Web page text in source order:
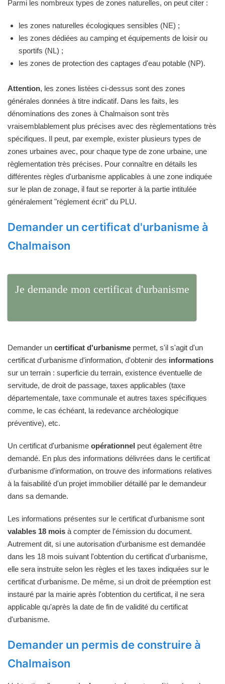
Parmi les nombreux types de zones naturelles, on peut citer :
les zones naturelles écologiques sensibles (NE) ;
les zones dédiées au camping et équipements de loisir ou
sportifs (NL) ;
les zones de protection des captages d'eau potable (NP).
Attention, les zones listées ci-dessus sont des zones
générales données à titre indicatif. Dans les faits, les
dénominations des zones à Chalmaison sont très
vraisemblablement plus précises avec des règlementations très
spécifiques. Il peut, par exemple, exister plusieurs types de
zones urbaines avec, pour chaque type de zone urbaine, une
règlementation très précises. Pour connaître en détails les
différentes règles d'urbanisme applicables à une zone indiquée
sur le plan de zonage, il faut se reporter à la partie intitulée
généralement "règlement écrit" du PLU.
Demander un certificat d'urbanisme à
Chalmaison
Je demande mon certificat d'urbanisme
Demander un certificat d'urbanisme permet, s'il s'agit d'un
certificat d'urbanisme d'information, d'obtenir des informations
sur un terrain : superficie du terrain, existence éventuelle de
servitude, de droit de passage, taxes applicables (taxe
départementale, taxe communale et autres taxes spécifiques
comme, le cas échéant, la redevance archéologique
préventive), etc.
Un certificat d'urbanisme opérationnel peut également être
demandé. En plus des informations délivrées dans le certificat
d'urbanisme d'information, on trouve des informations relatives
à la faisabilité d'un projet immobilier détaillé par le demandeur
dans sa demande.
Les informations présentes sur le certificat d'urbanisme sont
valables 18 mois à compter de l'émission du document.
Autrement dit, si une autorisation d'urbanisme est demandée
dans les 18 mois suivant l'obtention du certificat d'urbanisme,
elle sera instruite selon les règles et les taxes indiquées sur le
certificat d'urbanisme. De même, si un droit de préemption est
instauré par la mairie après l'obtention du certificat, il ne sera
applicable qu'après la date de fin de validité du certificat
d'urbanisme.
Demander un permis de construire à
Chalmaison